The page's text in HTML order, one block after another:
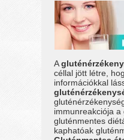
A
céllal jött létre,
információkkal
immunreakciója
gluténmentes
kaphatóak